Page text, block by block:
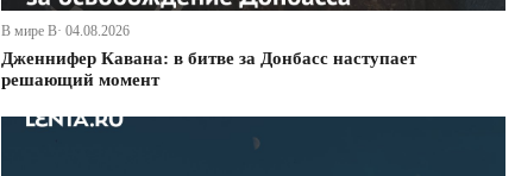
В мире В· 04.08.2026
Дженнифер Кавана: в битве за Донбасс наступает
решающий момент